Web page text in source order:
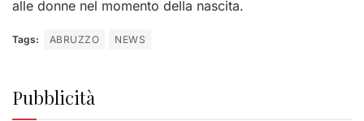
alle donne nel momento della nascita.
Tags: ABRUZZO NEWS
Pubblicità